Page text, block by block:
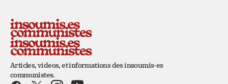
Articles, videos, et informations des insoumis·es
communistes.